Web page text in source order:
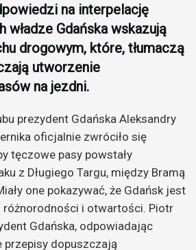
na interpelację
władze Gdańska wskazują
drogowym, które, tłumaczą
utworzenie
na jezdni.
prezydent Gdańska Aleksandry
oficjalnie zwróciło się
tęczowe pasy powstały
z Długiego Targu, między Bramą
one pokazywać, że Gdańsk jest
i otwartości. Piotr
Gdańska, odpowiadając
przepisy dopuszczają